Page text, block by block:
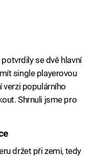
se dvě hlavní
single playerovou
verzi populárního
Shrnuli jsme pro
držet při zemi, tedy